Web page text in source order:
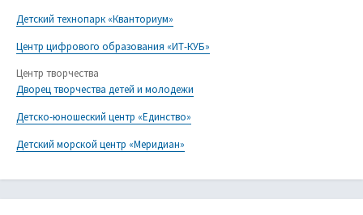
Детский технопарк «Кванториум»
Центр цифрового образования «ИТ-КУБ»
Центр творчества
Дворец творчества детей и молодежи
Детско-юношеский центр «Единство»
Детский морской центр «Меридиан»